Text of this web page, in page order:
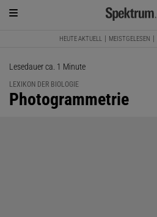
HEUTE AKTUELL MEISTGELESEN
Lesedauer ca. 1 Minute
LEXIKON DER BIOLOGIE
:
Photogrammetrie